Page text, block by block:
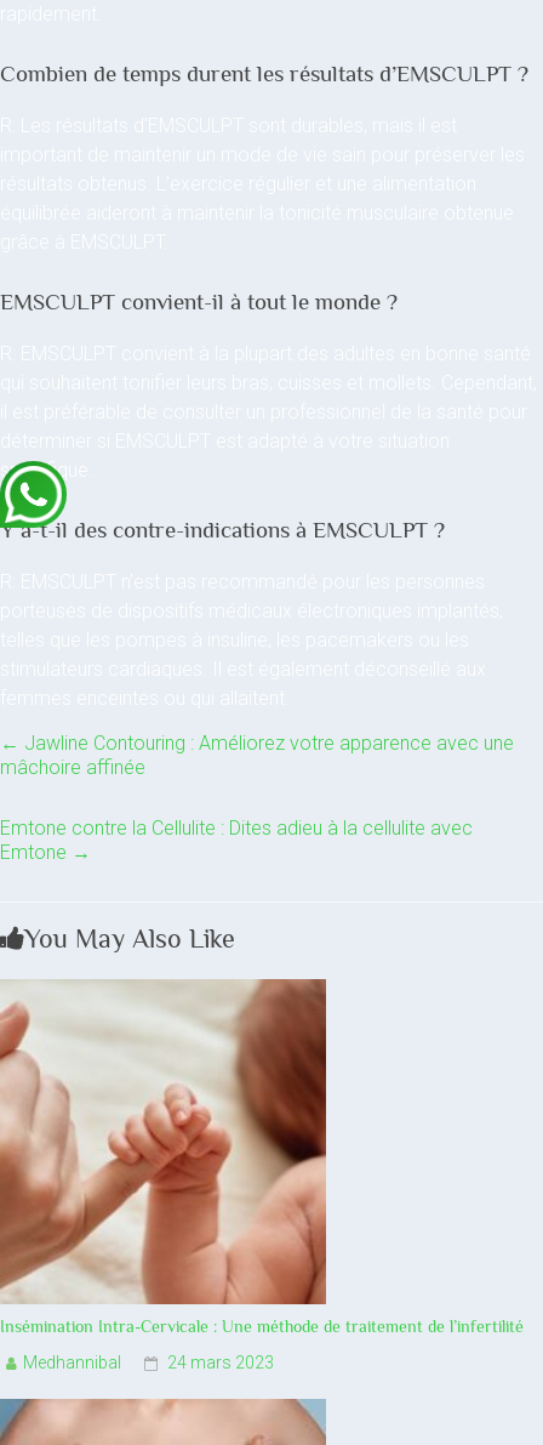
Combien de temps durent les résultats d’EMSCULPT ?
EMSCULPT convient-il à tout le monde ?
spécifique.
Y a-t-il des contre-indications à EMSCULPT ?
← Jawline Contouring : Améliorez votre apparence avec une
mâchoire affinée
Emtone contre la Cellulite : Dites adieu à la cellulite avec
Emtone →
You May Also Like
Insémination Intra-Cervicale : Une méthode de traitement de l’infertilité
Medhannibal
24 mars 2023